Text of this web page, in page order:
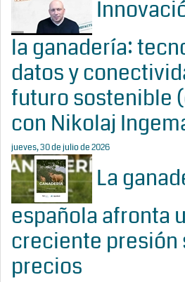
la ganadería:
datos y
futuro sostenible
con Nikolaj
jueves, 30 de julio de 2026
La
española afronta
creciente presión
precios